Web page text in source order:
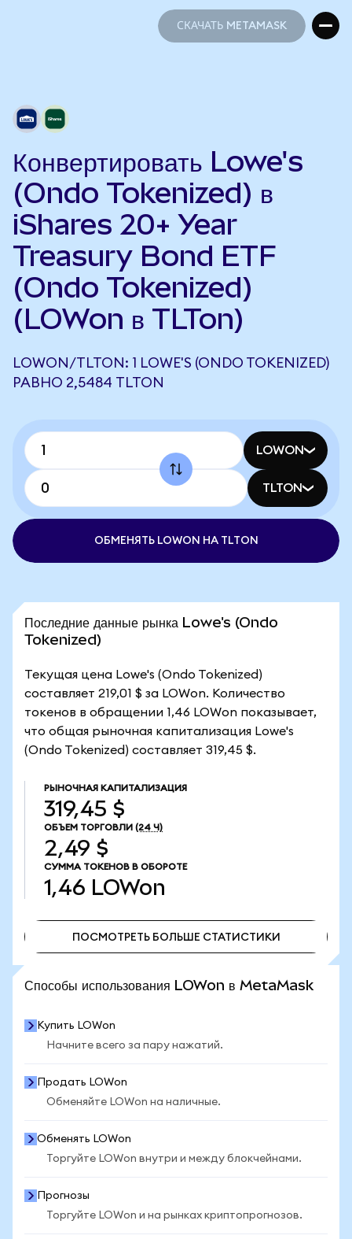
СКАЧАТЬ METAMASK
Конвертировать Lowe's
(Ondo Tokenized) в
iShares 20+ Year
Treasury Bond ETF
(Ondo Tokenized)
(LOWon в TLTon)
LOWON/TLTON: 1 LOWE'S (ONDO TOKENIZED)
РАВНО 2,5484 TLTON
LOWON
TLTON
ОБМЕНЯТЬ LOWON НА TLTON
Последние данные рынка Lowe's (Ondo
Tokenized)
Текущая цена Lowe's (Ondo Tokenized)
составляет 219,01 $ за LOWon. Количество
токенов в обращении 1,46 LOWon показывает,
что общая рыночная капитализация Lowe's
(Ondo Tokenized) составляет 319,45 $.
РЫНОЧНАЯ КАПИТАЛИЗАЦИЯ
319,45 $
ОБЪЕМ ТОРГОВЛИ (24 Ч)
2,49 $
СУММА ТОКЕНОВ В ОБОРОТЕ
1,46 LOWon
ПОСМОТРЕТЬ БОЛЬШЕ СТАТИСТИКИ
Способы использования LOWon в MetaMask
Купить LOWon
Начните всего за пару нажатий.
Продать LOWon
Обменяйте LOWon на наличные.
Обменять LOWon
Торгуйте LOWon внутри и между блокчейнами.
Прогнозы
Торгуйте LOWon и на рынках криптопрогнозов.